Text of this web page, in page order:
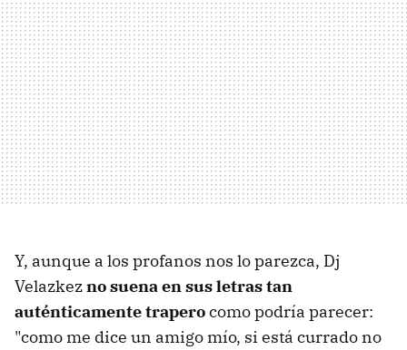
Y, aunque a los profanos nos lo parezca, Dj
Velazkezno suena en sus letras tan
auténticamente traperocomo podría parecer:
"como me dice un amigo mío, si está currado no